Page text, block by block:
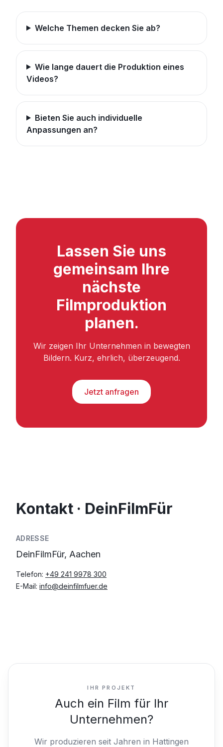
Welche Themen decken Sie ab?
Wie lange dauert die Produktion eines
Videos?
Bieten Sie auch individuelle
Anpassungen an?
Lassen Sie uns
gemeinsam Ihre
nächste
Filmproduktion
planen.
Wir zeigen Ihr Unternehmen in bewegten
Bildern. Kurz, ehrlich, überzeugend.
Jetzt anfragen
Kontakt · DeinFilmFür
ADRESSE
DeinFilmFür, Aachen
Telefon: +49 241 9978 300
E-Mail: info@deinfilmfuer.de
IHR PROJEKT
Auch ein Film für Ihr
Unternehmen?
Wir produzieren seit Jahren in Hattingen